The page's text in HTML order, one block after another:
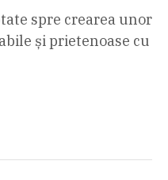
spre crearea unor
și prietenoase cu